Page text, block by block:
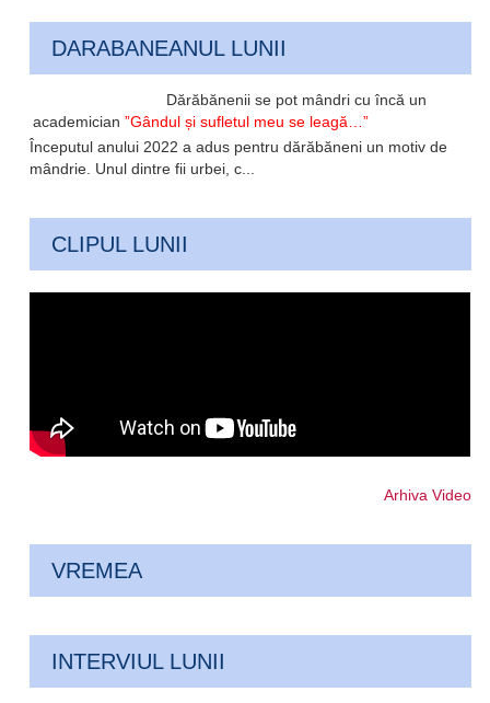
DARABANEANUL LUNII
Dărăbănenii se pot mândri cu încă un
academician”Gândul și sufletul meu se leagă…”
Începutul anului 2022 a adus pentru dărăbăneni un motiv de
mândrie. Unul dintre fii urbei, c...
CLIPUL LUNII
Arhiva Video
VREMEA
INTERVIUL LUNII